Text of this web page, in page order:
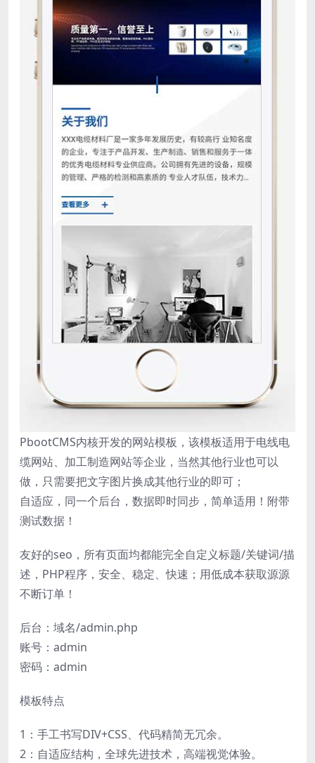
PbootCMS内核开发的网站模板，该模板适用于电线电
缆网站、加工制造网站等企业，当然其他行业也可以
做，只需要把文字图片换成其他行业的即可；
自适应，同一个后台，数据即时同步，简单适用！附带
测试数据！
友好的seo，所有页面均都能完全自定义标题/关键词/描
述，PHP程序，安全、稳定、快速；用低成本获取源源
不断订单！
后台：域名/admin.php
账号：admin
密码：admin
模板特点
1：手工书写DIV+CSS、代码精简无冗余。
2：自适应结构，全球先进技术，高端视觉体验。